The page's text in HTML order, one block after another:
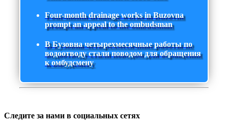
Four-month drainage works in Buzovna
prompt an appeal to the ombudsman
В Бузовна четырехмесячные работы по
водоотводу стали поводом для обращения
к омбудсмену
Следите за нами в социальных сетях